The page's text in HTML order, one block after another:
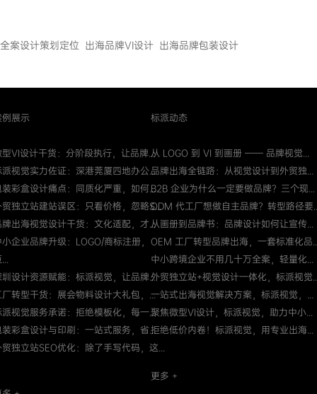
案设计策划定位 出海品牌VI设计 出海品牌包装设计
例展示
型VI设计干货：分阶段执行，让品牌...
派视觉实力佐证：深港莞厦四地办公...
装彩盒设计痛点：同质化严重，如何...
贸独立站建站误区：只看价格，忽略S...
牌出海视觉设计干货：文化适配，才...
企业品牌升级：LOGO/商标注册，
圳设计资源赋能：标派视觉，让品牌...
厂转型干货：展会物料设计大礼包，...
派视觉服务承诺：拒绝模板化，每一...
装彩盒设计与印刷：一站式服务，省...
独立站SEO优化：除了手写代码，这...
标派动态
从 LOGO 到 VI 到画册 —— 品牌视觉...
品牌出海全链路：从视觉设计到外贸独...
B2B 企业为什么一定要做品牌？三个现...
ODM 代工厂想做自主品牌？转型路径要
从画册到品牌书：品牌设计如何让宣传...
OEM 工厂转型品牌出海，一套标准化品
中小跨境企业不用几十万全案，轻量化...
外贸独立站+视觉设计一体化，标派视觉
一站式出海视觉解决方案，标派视觉，...
聚焦微型VI设计，标派视觉，助力中小...
拒绝低价内卷！标派视觉，用专业出海...
更多 +